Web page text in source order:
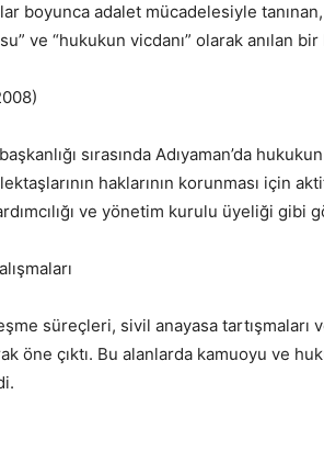
boyunca adalet mücadelesiyle
ve “hukukun vicdanı” olarak anılan bir
sırasında Adıyaman’da
haklarının korunması için
ve yönetim kurulu üyeliği gibi
süreçleri, sivil anayasa tartışmaları
öne çıktı. Bu alanlarda kamuoyu ve